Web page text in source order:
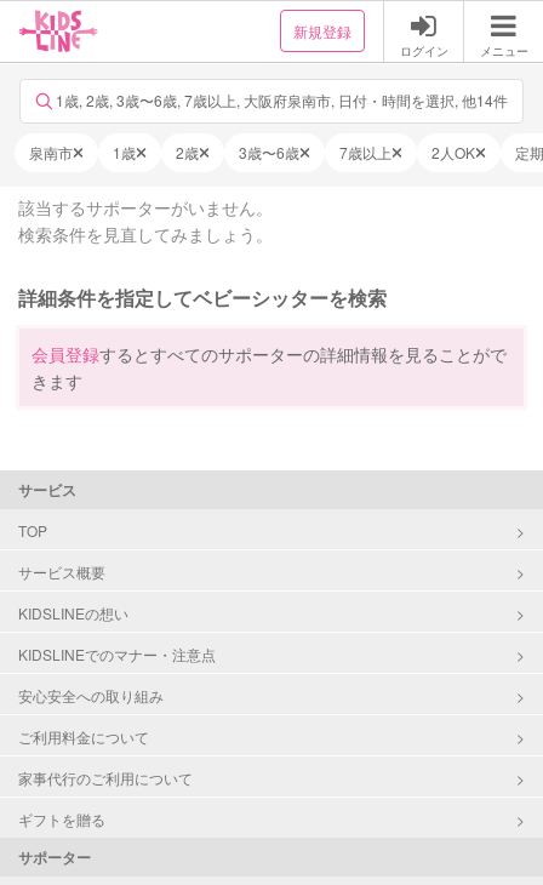
新規登録
ログイン メニュー
1歳, 2歳, 3歳〜6歳, 7歳以上, 大阪府泉南市, 日付・時間を選択, 他14件
泉南市 1歳 2歳 3歳〜6歳 7歳以上 2人OK 定
該当するサポーターがいません。
検索条件を見直してみましょう。
詳細条件を指定してベビーシッターを検索
会員登録するとすべてのサポーターの詳細情報を見ることがで
きます
サービス
TOP
サービス概要
KIDSLINEの想い
KIDSLINEでのマナー・注意点
安心安全への取り組み
ご利用料金について
家事代行のご利用について
ギフトを贈る
サポーター